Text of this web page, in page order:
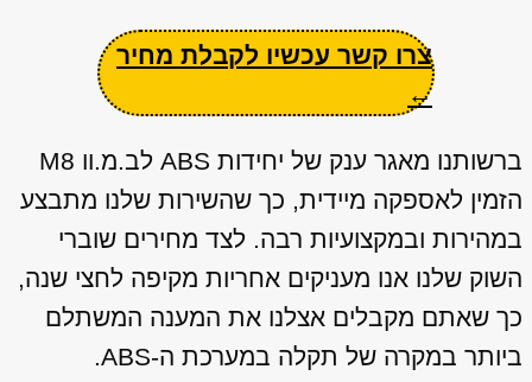
צרו קשר עכשיו לקבלת מחיר
←
ברשותנו מאגר ענק של יחידות ABS לב.מ.וו M8
הזמין לאספקה מיידית, כך שהשירות שלנו מתבצע
במהירות ובמקצועיות רבה. לצד מחירים שוברי
השוק שלנו אנו מעניקים אחריות מקיפה לחצי שנה,
כך שאתם מקבלים אצלנו את המענה המשתלם
ביותר במקרה של תקלה במערכת ה-ABS.